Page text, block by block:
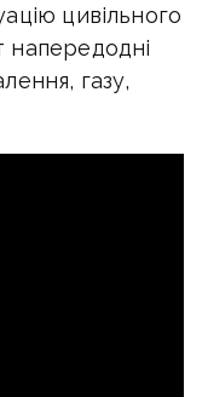
цивільного
напередодні
газу,